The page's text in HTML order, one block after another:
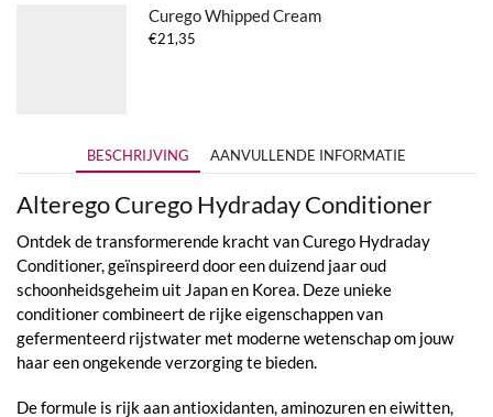
Curego Whipped Cream
€21,35
BESCHRIJVING AANVULLENDE INFORMATIE
Alterego Curego Hydraday Conditioner
Ontdek de transformerende kracht van Curego Hydraday
Conditioner, geïnspireerd door een duizend jaar oud
schoonheidsgeheim uit Japan en Korea. Deze unieke
conditioner combineert de rijke eigenschappen van
gefermenteerd rijstwater met moderne wetenschap om jouw
haar een ongekende verzorging te bieden.
De formule is rijk aan antioxidanten, aminozuren en eiwitten,